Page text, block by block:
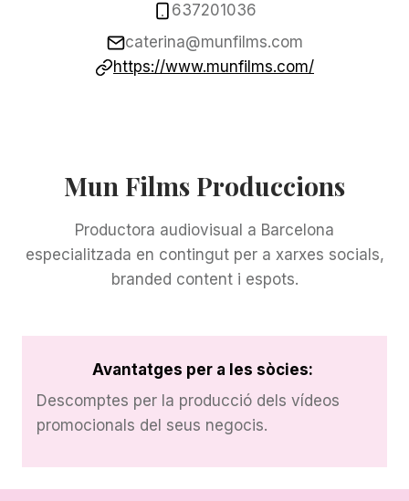
637201036
caterina@munfilms.com
https://www.munfilms.com/
Mun Films Produccions
Productora audiovisual a Barcelona
especialitzada en contingut per a xarxes socials,
branded content i espots.
Avantatges per a les sòcies:
Descomptes per la producció dels vídeos
promocionals del seus negocis.